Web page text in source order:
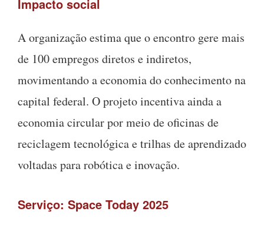
Impacto social
A organização estima que o encontro gere mais
de 100 empregos diretos e indiretos,
movimentando a economia do conhecimento na
capital federal. O projeto incentiva ainda a
economia circular por meio de oficinas de
reciclagem tecnológica e trilhas de aprendizado
voltadas para robótica e inovação.
Serviço: Space Today 2025